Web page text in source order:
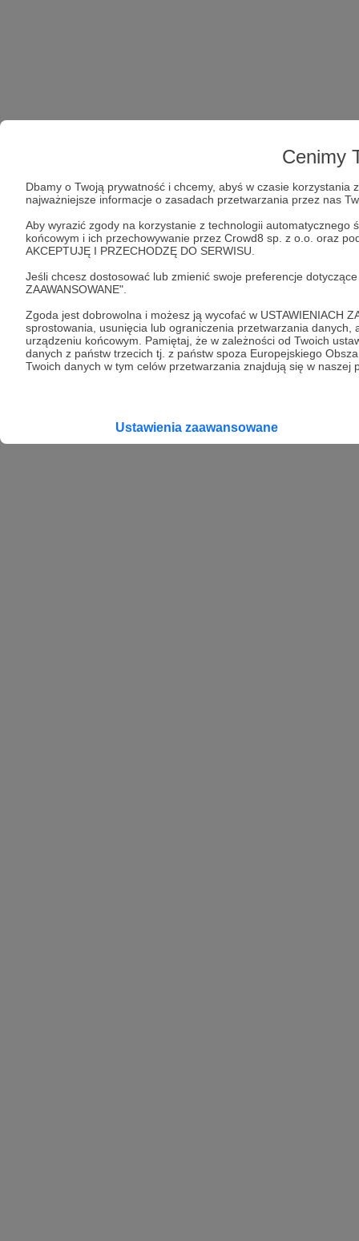
Cenimy
Dbamy o Twoją prywatność i chcemy, abyś w czasie korzystania
najważniejsze informacje o zasadach przetwarzania przez nas
Aby wyrazić zgody na korzystanie z technologii
końcowym i ich przechowywanie przez Crowd8 sp. z o.o. oraz
AKCEPTUJĘ I PRZECHODZĘ DO SERWISU.
Jeśli chcesz dostosować lub zmienić swoje preferencje
ZAAWANSOWANE".
Zgoda jest dobrowolna i możesz ją wycofać w USTAWIENIACH
sprostowania, usunięcia lub ograniczenia przetwarzania
urządzeniu końcowym. Pamiętaj, że w zależności od Twoich
danych z państw trzecich tj. z państw spoza Europejskiego
Twoich danych w tym celów przetwarzania znajdują się w naszej
Ustawienia zaawansowane